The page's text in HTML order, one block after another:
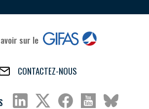
sur le
CONTACTEZ-NOUS